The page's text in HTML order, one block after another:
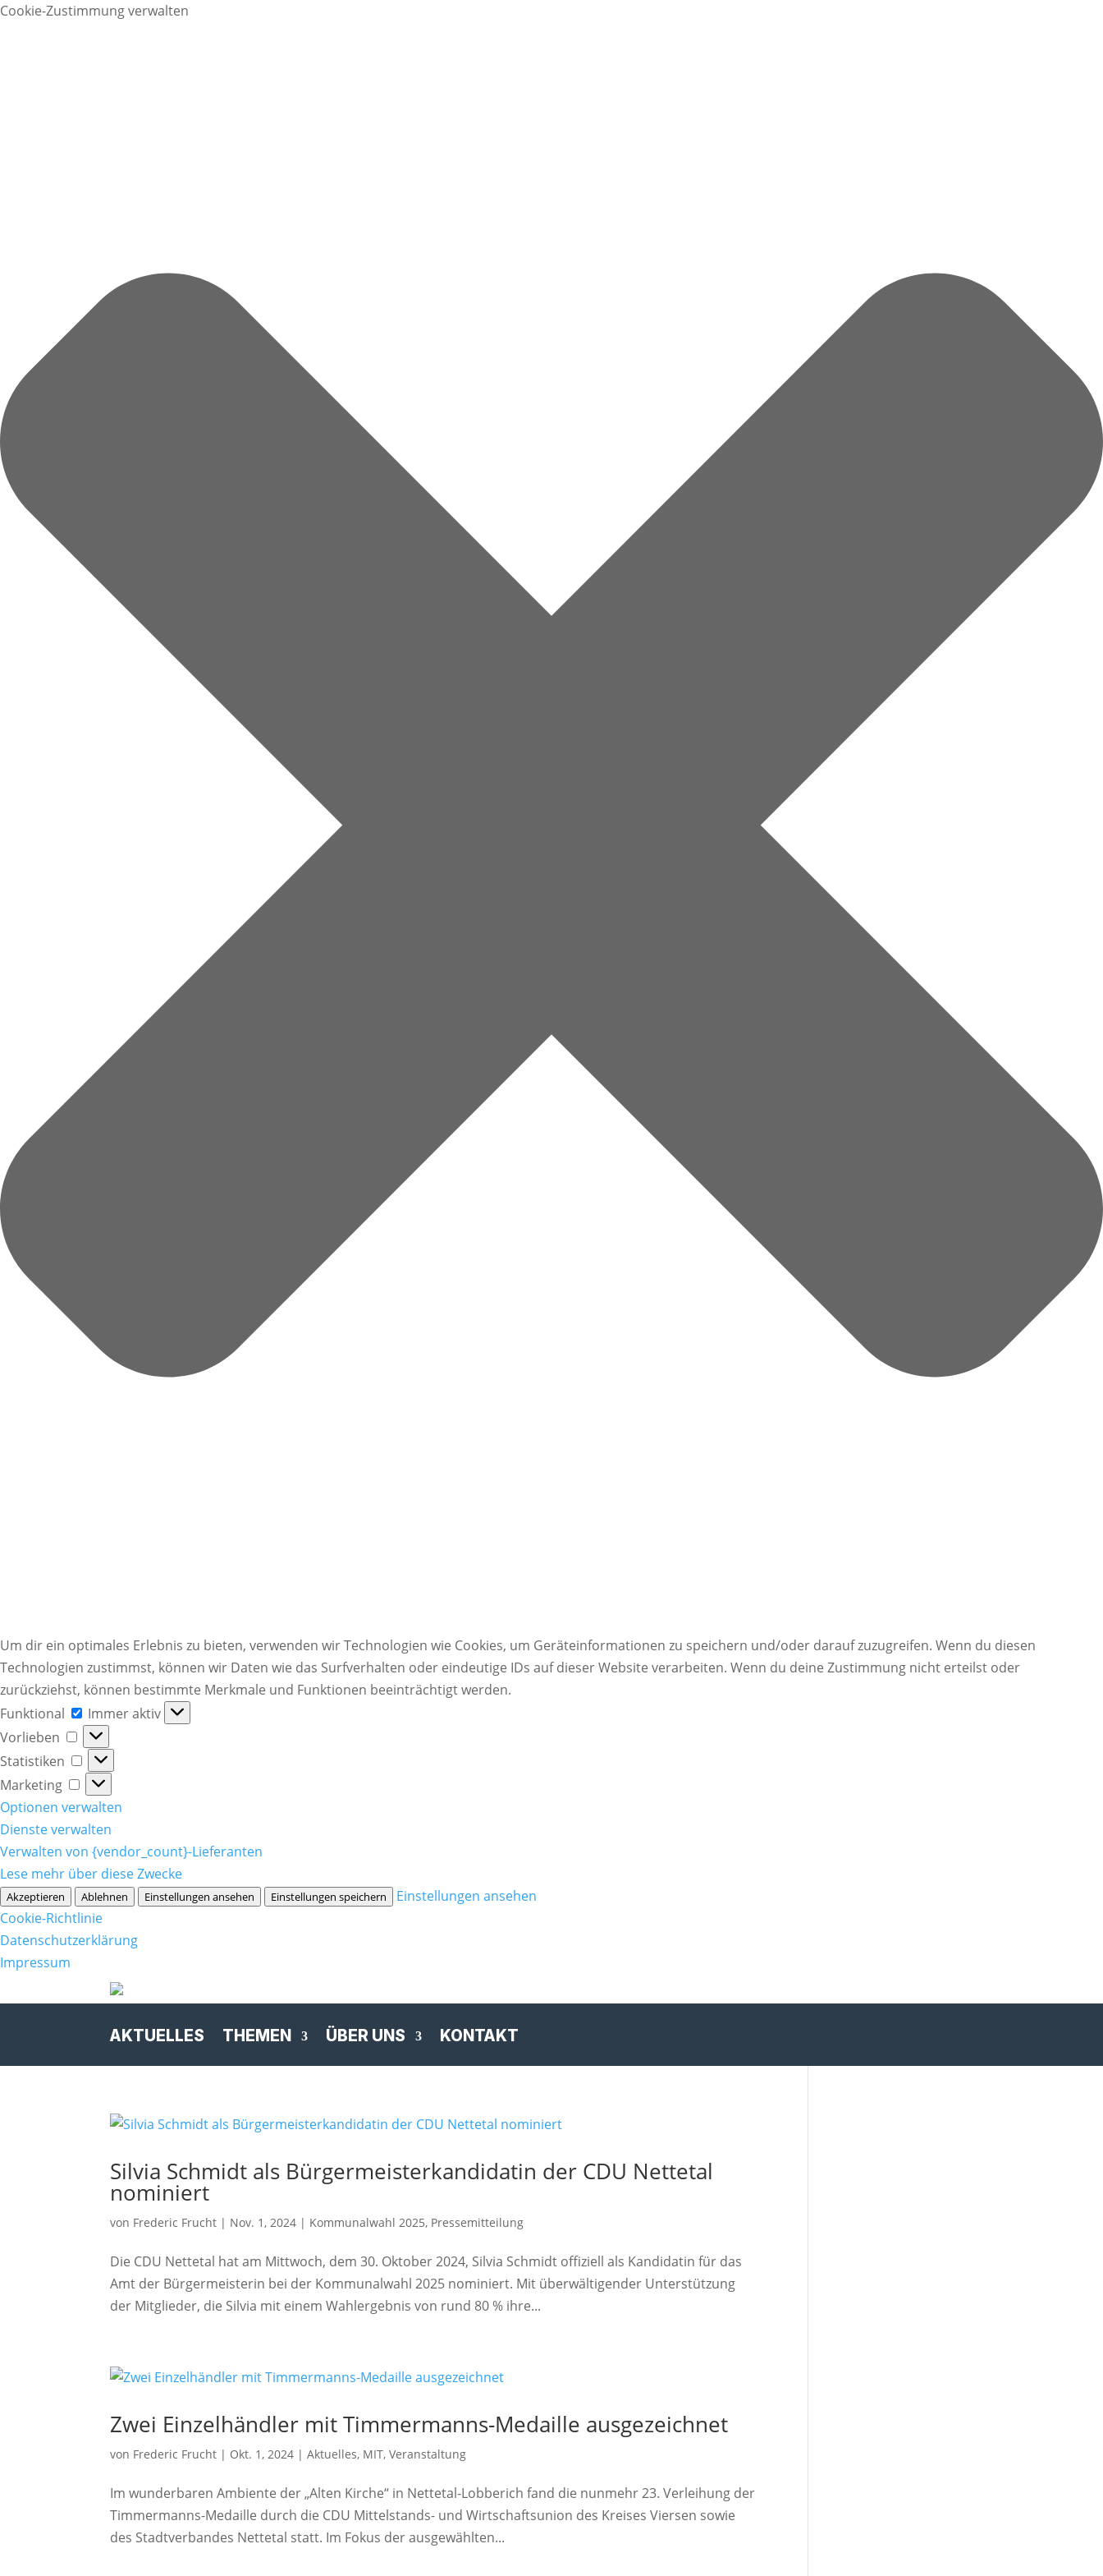
Cookie-Zustimmung verwalten
Um dir ein optimales Erlebnis zu bieten, verwenden wir Technologien wie Cookies, um Geräteinformationen zu speichern und/oder darauf zuzugreifen. Wenn du diesen
Technologien zustimmst, können wir Daten wie das Surfverhalten oder eindeutige IDs auf dieser Website verarbeiten. Wenn du deine Zustimmung nicht erteilst oder
zurückziehst, können bestimmte Merkmale und Funktionen beeinträchtigt werden.
Funktional
Funktional
Immer aktiv
Vorlieben
Vorlieben
Statistiken
Statistiken
Marketing
Marketing
Optionen verwalten
Dienste verwalten
Verwalten von {vendor_count}-Lieferanten
Lese mehr über diese Zwecke
Akzeptieren Ablehnen Einstellungen ansehen Einstellungen speichern
Einstellungen ansehen
Cookie-Richtlinie
Datenschutzerklärung
Impressum
AKTUELLES THEMEN ÜBER UNS KONTAKT
Silvia Schmidt als Bürgermeisterkandidatin der CDU Nettetal
nominiert
von Frederic Frucht | Nov. 1, 2024 | Kommunalwahl 2025, Pressemitteilung
Die CDU Nettetal hat am Mittwoch, dem 30. Oktober 2024, Silvia Schmidt offiziell als Kandidatin für das
Amt der Bürgermeisterin bei der Kommunalwahl 2025 nominiert. Mit überwältigender Unterstützung
der Mitglieder, die Silvia mit einem Wahlergebnis von rund 80 % ihre...
Zwei Einzelhändler mit Timmermanns-Medaille ausgezeichnet
von Frederic Frucht | Okt. 1, 2024 |Aktuelles, MIT,Veranstaltung
Im wunderbaren Ambiente der „Alten Kirche“ in Nettetal-Lobberich fand die nunmehr 23. Verleihung der
Timmermanns-Medaille durch die CDU Mittelstands- und Wirtschaftsunion des Kreises Viersen sowie
des Stadtverbandes Nettetal statt. Im Fokus der ausgewählten...